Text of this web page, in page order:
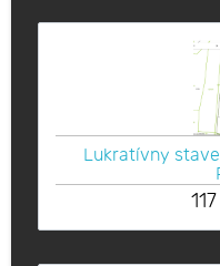
Lukratívny